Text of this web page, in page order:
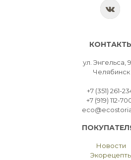
ул. Энгельса,
Челябинск
+7 (351) 261-
+7 (919) 112-
Новости